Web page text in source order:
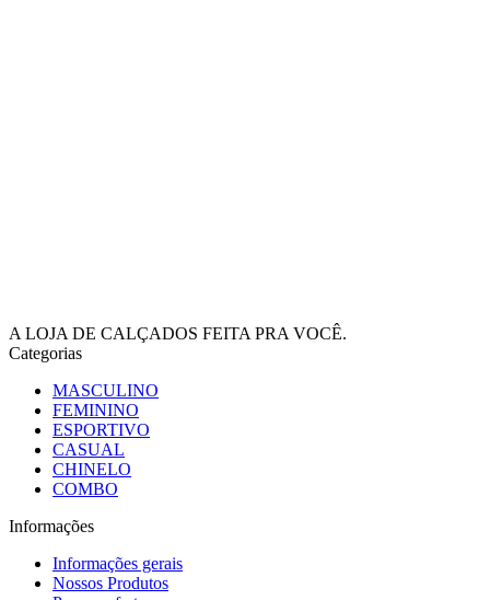
A LOJA DE CALÇADOS FEITA PRA VOCÊ.
Categorias
MASCULINO
FEMININO
ESPORTIVO
CASUAL
CHINELO
COMBO
Informações
Informações gerais
Nossos Produtos